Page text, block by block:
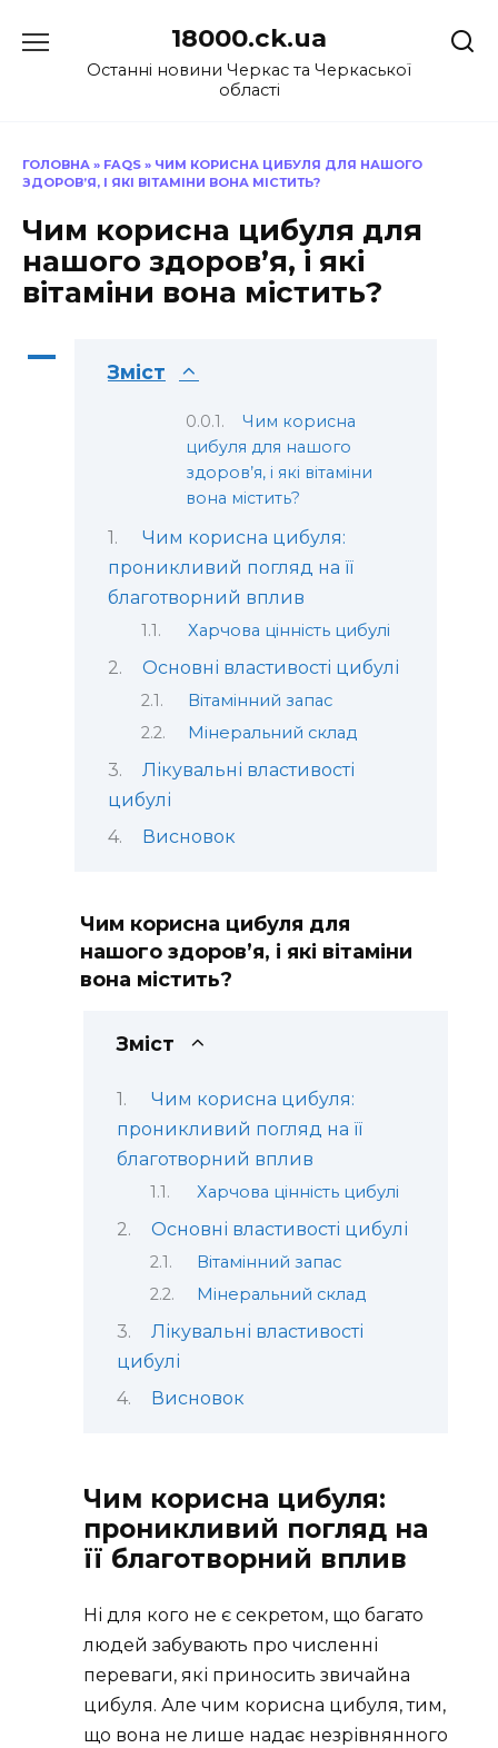
до
18000.ck.ua
Останні новини Черкас та Черкаської
області
ГОЛОВНА » FAQS » ЧИМ КОРИСНА ЦИБУЛЯ ДЛЯ НАШОГО
ЗДОРОВ’Я, І ЯКІ ВІТАМІНИ ВОНА МІСТИТЬ?
Чим корисна цибуля для
нашого здоров’я, і які
вітаміни вона містить?
A Зміст
Чим корисна
цибуля для нашого
здоров’я, і які вітаміни
вона містить?
Чим корисна цибуля:
проникливий погляд на її
благотворний вплив
Харчова цінність цибулі
Основні властивості цибулі
Вітамінний запас
Мінеральний склад
Лікувальні властивості
цибулі
Висновок
Чим корисна цибуля для
нашого здоров’я, і які вітаміни
вона містить?
Зміст
Чим корисна цибуля:
проникливий погляд на її
благотворний вплив
Харчова цінність цибулі
Основні властивості цибулі
Вітамінний запас
Мінеральний склад
Лікувальні властивості
цибулі
Висновок
Чим корисна цибуля:
проникливий погляд на
її благотворний вплив
Ні для кого не є секретом, що багато
людей забувають про численні
переваги, які приносить звичайна
цибуля. Але чим корисна цибуля, тим,
що вона не лише надає незрівнянного